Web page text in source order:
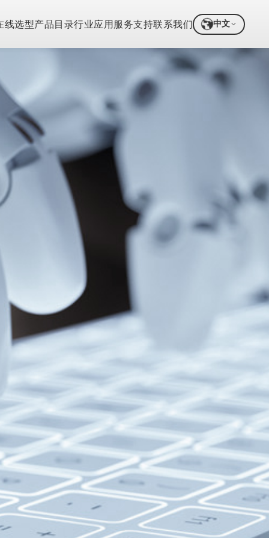
线选型产品目录行业应用 服务支持联系我们 中文